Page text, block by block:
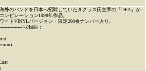
外のバンドを日本へ招聘していたダグラス氏主宰の「DEA」か
ンピレーション1998年作品。
イトVINYLバージョン・限定200枚ナンバー入り。
収録曲：